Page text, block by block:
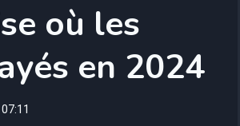
où les
en 2024